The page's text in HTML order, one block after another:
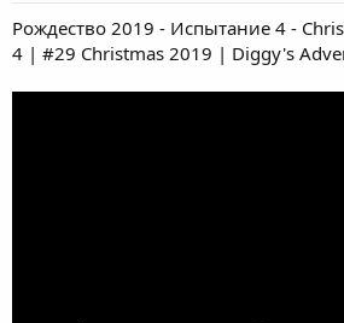
я
Рождество 2019 - Испытание 4 -
4 | #29 Christmas 2019 | Diggy's